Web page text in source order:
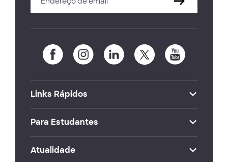
Links Rápidos
Para Estudantes
Atualidade